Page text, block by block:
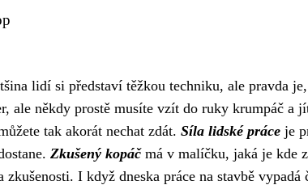
lidí si představí těžkou techniku, ale pravda
ale někdy prostě musíte vzít do ruky krumpáč a
tak akorát nechat zdát. Síla lidské práce je
Zkušený kopáčmá v malíčku, jaká je kde
I když dneska práce na stavbě vypadá